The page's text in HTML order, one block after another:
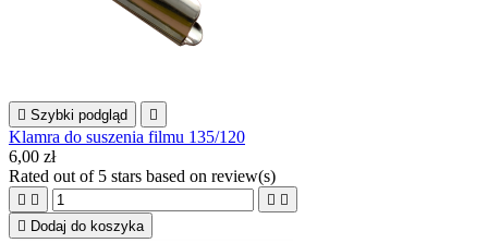
 Szybki podgląd 
Klamra do suszenia filmu 135/120
6,00 zł
Rated out of 5 stars based on review(s)
   
 Dodaj do koszyka